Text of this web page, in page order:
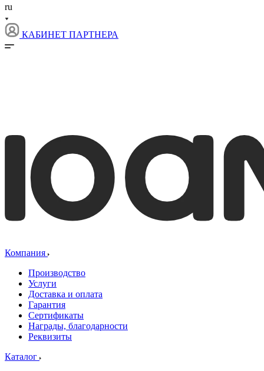
ru
КАБИНЕТ ПАРТНЕРА
Компания
Производство
Услуги
Доставка и оплата
Гарантия
Сертификаты
Награды, благодарности
Реквизиты
Каталог